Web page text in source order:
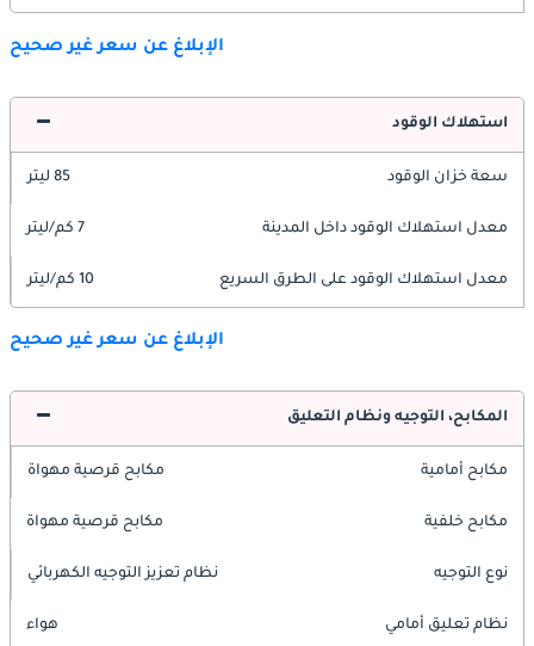
الإبلاغ عن سعر غير صحيح
استهلاك الوقود
سعة خزان الوقود 85 ليتر
معدل استهلاك الوقود داخل المدينة 7 كم/ليتر
معدل استهلاك الوقود على الطرق السريع 10 كم/ليتر
الإبلاغ عن سعر غير صحيح
المكابح، التوجيه ونظام التعليق
مكابح أمامية مكابح قرصية مهواة
مكابح خلفية مكابح قرصية مهواة
نوع التوجيه نظام تعزيز التوجيه الكهربائي
نظام تعليق أمامي هواء